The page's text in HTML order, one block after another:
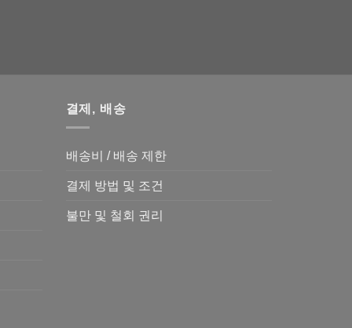
결제, 배송
배송비 / 배송 제한
결제 방법 및 조건
불만 및 철회 권리